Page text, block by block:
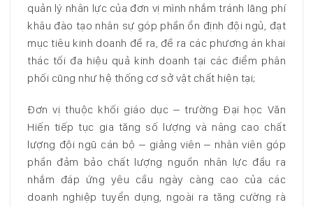
quản lý nhân lực của đơn vị mình nhắm tránh lãng phí
khâu đào tạo nhân sự góp phần ổn định đội ngủ, đạt
mục tiêu kinh doanh đề ra, đề ra các phương án khai
thác tối đa hiệu quả kinh doanh tại các điểm phân
phối cũng như hệ thống cơ sở vật chất hiện tại;
Đơn vị thuộc khối giáo dục – trường Đại học Văn
Hiến tiếp tục gia tăng số lượng và nâng cao chất
lượng đội ngũ cán bộ – giảng viên – nhân viên góp
phần đảm bảo chất lượng nguồn nhân lực đầu ra
nhắm đáp ứng yêu cầu ngày càng cao của các
doanh nghiệp tuyển dụng, ngoài ra tăng cường rà